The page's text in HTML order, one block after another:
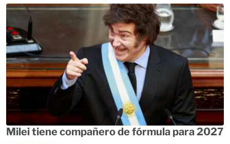
Milei tiene compañero de fórmula para 2027